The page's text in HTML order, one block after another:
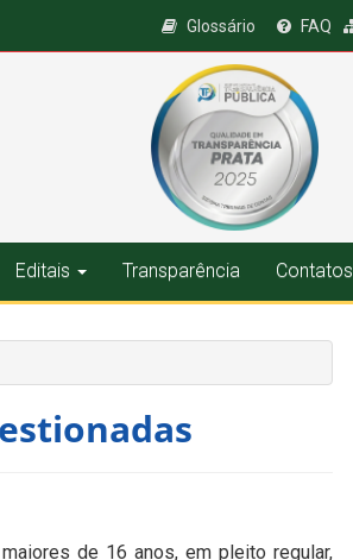
Glossário FAQ
Editais Transparência Contatos
de 16 anos, em pleito regular,